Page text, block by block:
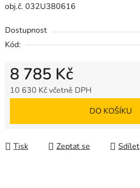
obj.č. 032U380616
Dostupnost
Kód:
8 785 Kč
10 630 Kč včetně DPH
DO KOŠÍKU
Tisk Zeptat se Sdílet